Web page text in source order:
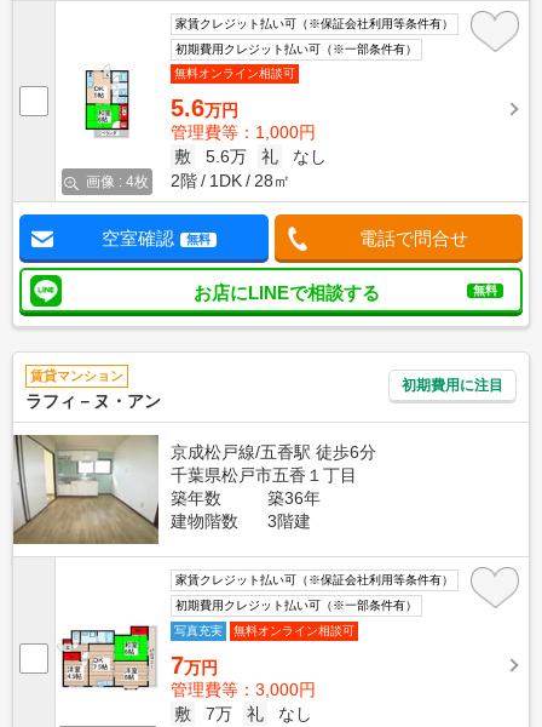
画像 : 4枚
家賃クレジット払い可（※保証会社利用等条件有）
初期費用クレジット払い可（※一部条件有）
無料オンライン相談可
5.6万円
管理費等：1,000円
敷
5.6万 礼
なし
2階
1DK 28㎡
空室確認 無料 電話で問合せ
お店にLINEで相談する 無料
賃貸マンション
ラフィ－ヌ・アン
初期費用に注目
京成松戸線/五香駅 徒歩6分
千葉県松戸市五香１丁目
築年数
築36年
建物階数
3階建
家賃クレジット払い可（※保証会社利用等条件有）
初期費用クレジット払い可（※一部条件有）
写真充実
無料オンライン相談可
7万円
管理費等：3,000円
敷
7万 礼
なし